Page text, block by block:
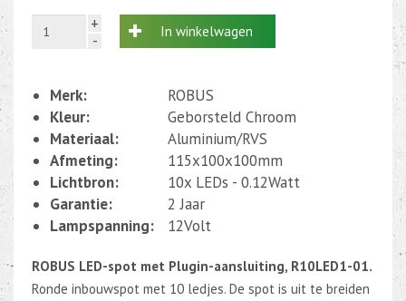
+
-
In winkelwagen
Merk:
ROBUS
Kleur:
Geborsteld Chroom
Materiaal:
Aluminium/RVS
Afmeting:
115x100x100mm
Lichtbron:
10x LEDs - 0.12Watt
Garantie:
2 Jaar
Lampspanning:
12Volt
ROBUS LED-spot met Plugin-aansluiting, R10LED1-01.
Ronde inbouwspot met 10 ledjes. De spot is uit te breiden